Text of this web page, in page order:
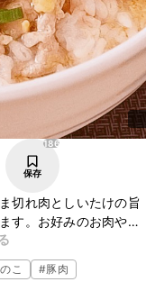
186
保存
切れ肉としいたけの旨
す。お好みのお肉やき
ひお試しくださいね。
こ #豚肉